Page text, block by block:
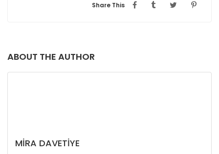
Share This
ABOUT THE AUTHOR
MIRA DAVETIYE